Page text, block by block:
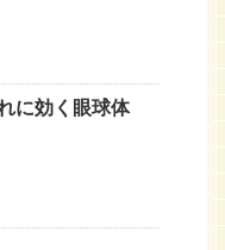
に効く眼球体